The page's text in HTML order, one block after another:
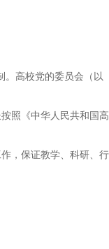
。高校党的委员会（以
照《中华人民共和国高
，保证教学、科研、行